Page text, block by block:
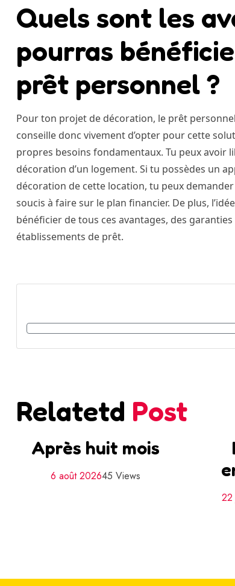
Quels sont les
pourras
prêt personnel ?
Pour ton projet de décoration, le prêt
conseille donc vivement d’opter pour cette
propres besoins fondamentaux. Tu peux
décoration d’un logement. Si tu possèdes un
décoration de cette location, tu peux
soucis à faire sur le plan financier. De plus,
bénéficier de tous ces avantages, des
établissements de prêt.
Relatetd Post
Après huit mois
6 août 202645 Views
22